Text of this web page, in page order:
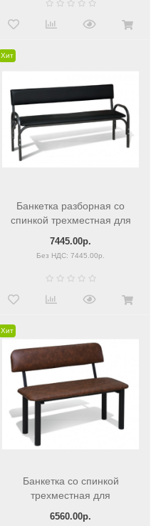
Хит
Банкетка разборная со
спинкой трехместная для
7445.00р.
Без НДС: 7445.00р.
Хит
Банкетка со спинкой
трехместная для
6560.00р.